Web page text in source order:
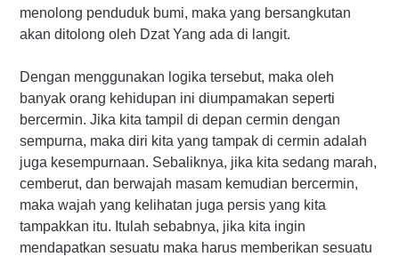
menolong penduduk bumi, maka yang bersangkutan
akan ditolong oleh Dzat Yang ada di langit.
Dengan menggunakan logika tersebut, maka oleh
banyak orang kehidupan ini diumpamakan seperti
bercermin. Jika kita tampil di depan cermin dengan
sempurna, maka diri kita yang tampak di cermin adalah
juga kesempurnaan. Sebaliknya, jika kita sedang marah,
cemberut, dan berwajah masam kemudian bercermin,
maka wajah yang kelihatan juga persis yang kita
tampakkan itu. Itulah sebabnya, jika kita ingin
mendapatkan sesuatu maka harus memberikan sesuatu